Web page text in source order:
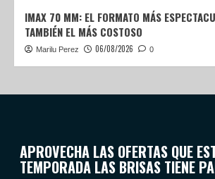
IMAX 70 MM: EL FORMATO MÁS
TAMBIÉN EL MÁS COSTOSO
Marilu Perez 06/08/2026 0
APROVECHA LAS OFERTAS QUE
TEMPORADA LAS BRISAS TIENE